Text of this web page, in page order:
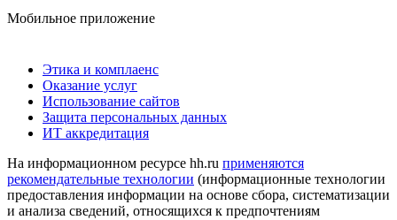
Мобильное приложение
Этика и комплаенс
Оказание услуг
Использование сайтов
Защита персональных данных
ИТ аккредитация
На информационном ресурсе hh.ru применяются
рекомендательные технологии (информационные технологии
предоставления информации на основе сбора, систематизации
и анализа сведений, относящихся к предпочтениям